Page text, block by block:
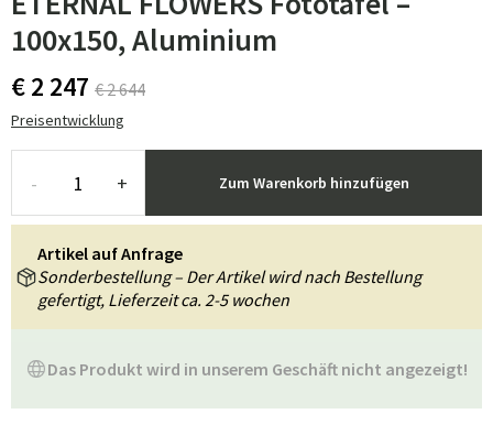
100x150, Aluminium
€ 2 247 € 2 644
Preisentwicklung
- + Zum Warenkorb hinzufügen
Das Produkt wird in unserem Geschäft nicht angezeigt!
Artikel auf Anfrage
Sonderbestellung – Der Artikel wird nach Bestellung
gefertigt, Lieferzeit ca. 2-5 wochen